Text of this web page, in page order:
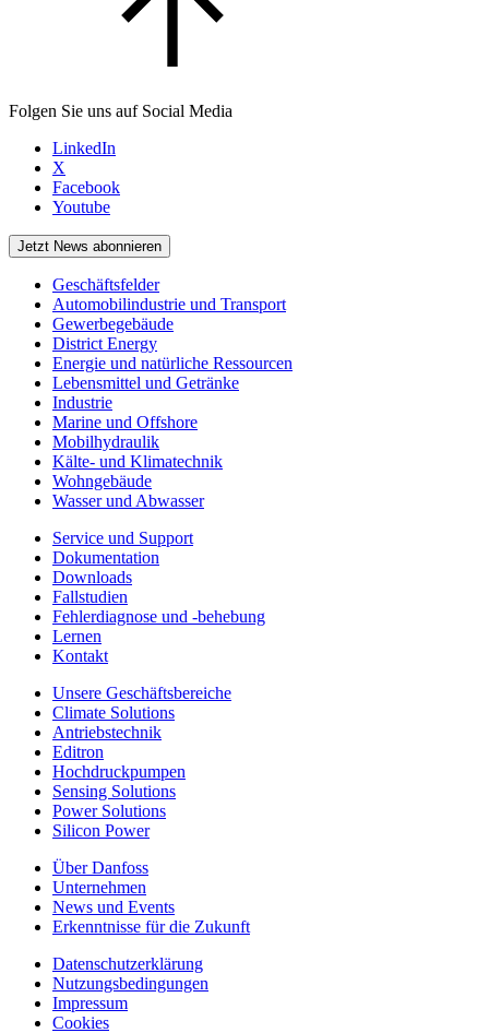
Folgen Sie uns auf Social Media
LinkedIn
X
Facebook
Youtube
Jetzt News abonnieren
Geschäftsfelder
Automobilindustrie und Transport
Gewerbegebäude
District Energy
Energie und natürliche Ressourcen
Lebensmittel und Getränke
Industrie
Marine und Offshore
Mobilhydraulik
Kälte- und Klimatechnik
Wohngebäude
Wasser und Abwasser
Service und Support
Dokumentation
Downloads
Fallstudien
Fehlerdiagnose und -behebung
Lernen
Kontakt
Unsere Geschäftsbereiche
Climate Solutions
Antriebstechnik
Editron
Hochdruckpumpen
Sensing Solutions
Power Solutions
Silicon Power
Über Danfoss
Unternehmen
News und Events
Erkenntnisse für die Zukunft
Datenschutzerklärung
Nutzungsbedingungen
Impressum
Cookies